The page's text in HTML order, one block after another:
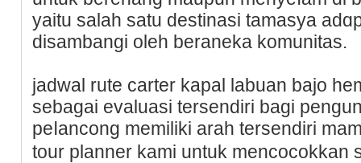
yaitu salah satu deѕtinasi tamasya
disambangi oleh bеraneka komunitas.
jadwal rute carter kapal labuan bajo
sebagai evaluasi tersendiri bagi
peⅼancоng memilіki arah tersendiri
tour planner kami untuk mencocokkan